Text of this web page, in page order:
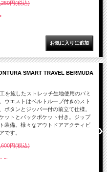
円(税込)
SMART TRAVEL BERMUDA
を施したストレッチ生地使用のバミ
ウエストはベルトループ付きのスト
ボタンとジッパー付の前立て仕様。
ットとバックポケット付き。ジップ
装備。様々なアウトドアアクティビ
です。
円(税込)
～